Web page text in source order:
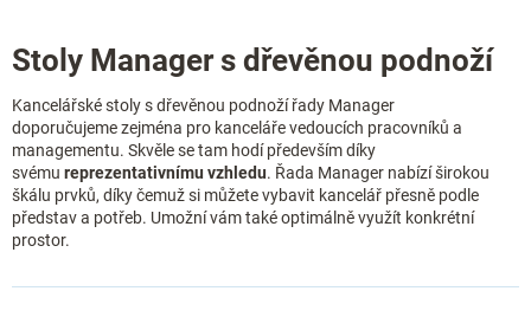
Stoly Manager s dřevěnou podnoží
Kancelářské stoly s dřevěnou podnoží řady Manager
doporučujeme zejména pro kanceláře vedoucích pracovníků a
managementu. Skvěle se tam hodí především díky
svému reprezentativnímu vzhledu. Řada Manager nabízí širokou
škálu prvků, díky čemuž si můžete vybavit kancelář přesně podle
představ a potřeb. Umožní vám také optimálně využít konkrétní
prostor.